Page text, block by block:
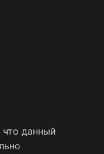
данный